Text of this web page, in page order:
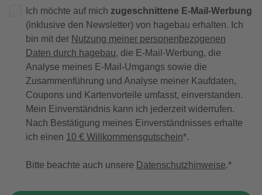
Ich möchte auf mich zugeschnittene E-Mail-Werbung
(inklusive den Newsletter) von hagebau erhalten. Ich
bin mit der Nutzung meiner personenbezogenen
Daten durch hagebau, die E-Mail-Werbung, die
Analyse meines E-Mail-Umgangs sowie die
Zusammenführung und Analyse meiner Kaufdaten,
Coupons und Kartenvorteile umfasst, einverstanden.
Mein Einverständnis kann ich jederzeit widerrufen.
Nach Bestätigung meines Einverständnisses erhalte
ich einen 10 € Willkommensgutschein*.
Bitte beachte auch unsere Datenschutzhinweise.